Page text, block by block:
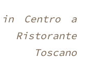
in Centro a